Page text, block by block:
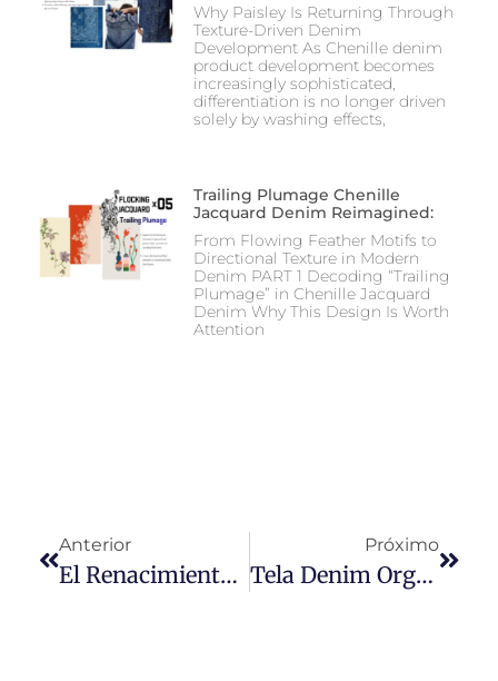
Why Paisley Is Returning Through
Texture-Driven Denim
Development As Chenille denim
product development becomes
increasingly sophisticated,
differentiation is no longer driven
solely by washing effects,
Trailing Plumage Chenille
Jacquard Denim Reimagined:
From Flowing Feather Motifs to
Directional Texture in Modern
Denim PART 1 Decoding “Trailing
Plumage” in Chenille Jacquard
Denim Why This Design Is Worth
Attention
Anterior
El Renacimiento De Los Pantalones Chinos: ¿Una Prenda De ‘Viejo’ En La Actualidad?
Próximo
Tela Denim Orgánica Básic Indigo Blue New: Descubre Las Características Y Beneficios